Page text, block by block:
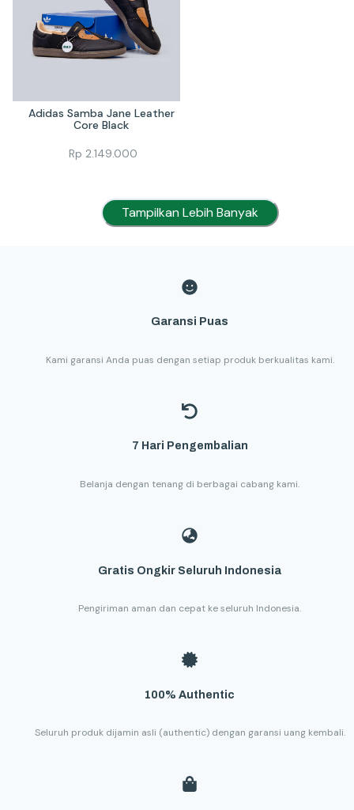
Adidas Samba Jane Leather
Core Black
Rp 2.149.000
Tampilkan Lebih Banyak
Garansi Puas
Kami garansi Anda puas dengan setiap produk berkualitas kami.
7 Hari Pengembalian
Belanja dengan tenang di berbagai cabang kami.
Gratis Ongkir Seluruh Indonesia
Pengiriman aman dan cepat ke seluruh Indonesia.
100% Authentic
Seluruh produk dijamin asli (authentic) dengan garansi uang kembali.